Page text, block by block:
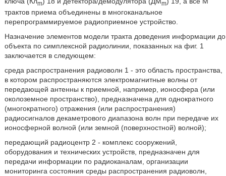
m m
трактов приема объединены в многоканальное
перепрограммируемое радиоприемное устройство.
Назначение элементов модели тракта доведения информации до
объекта по симплексной радиолинии, показанных на фиг. 1
заключается в следующем:
среда распространения радиоволн 1 - это область пространства,
в котором распространяются электромагнитные волны от
передающей антенны к приемной, например, ионосфера (или
околоземное пространство), предназначена для однократного
(многократного) отражения (или распространения)
радиосигналов декаметрового диапазона волн при передаче их
ионосферной волной (или земной (поверхностной) волной);
передающий радиоцентр 2 - комплекс сооружений,
оборудования и технических устройств, предназначен для
передачи информации по радиоканалам, организации
мониторинга состояния среды распространения радиоволн,